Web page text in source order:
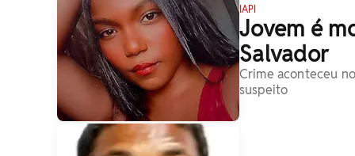
IAPI
Jovem é
Salvador
Crime aconteceu
suspeito